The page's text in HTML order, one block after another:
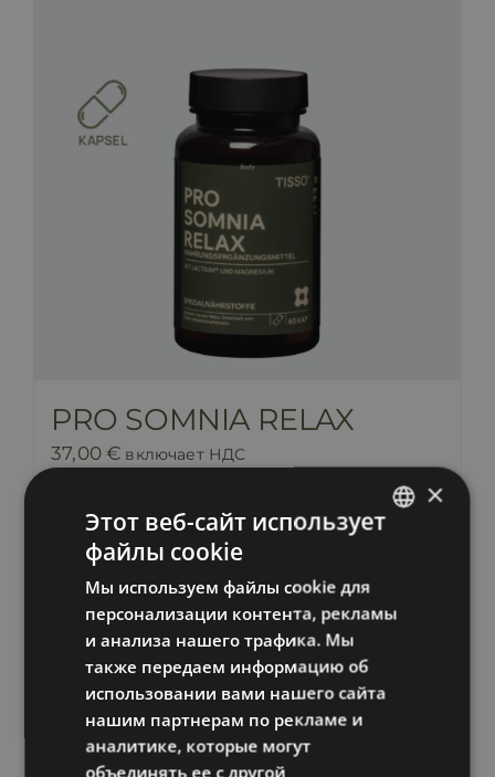
PRO SOMNIA RELAX
37,00€ включает НДС
В корзину Информация
RUSSIAN
LATVIAN
×
Этот веб-сайт использует
файлы cookie
Мы используем файлы cookie для
персонализации контента, рекламы
и анализа нашего трафика. Мы
также передаем информацию об
использовании вами нашего сайта
нашим партнерам по рекламе и
аналитике, которые могут
объединять ее с другой